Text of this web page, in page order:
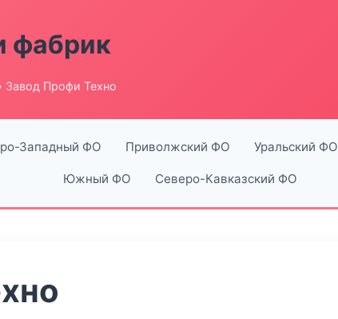
фабрик
Завод Профи Техно
Западный ФО Приволжский ФО Уральский ФО
Южный ФО Северо-Кавказский ФО